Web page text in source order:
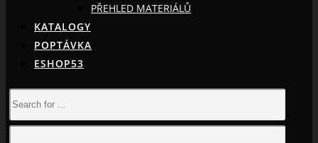
PŘEHLED MATERIÁLŮ
KATALOGY
POPTÁVKA
ESHOP53